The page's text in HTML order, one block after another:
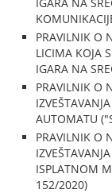
PRAVILNIK O
LICIMA KOJA
IGARA NA
PRAVILNIK O
AUTOMATU
PRAVILNIK O
ISPLATNOM
152/2020)